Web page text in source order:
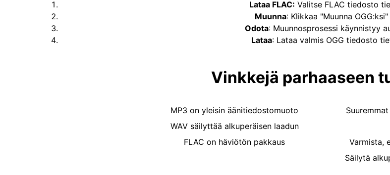
Lataa FLAC: Valitse FLAC tiedosto
Muunna: Klikkaa "Muunna
Odota: Muunnosprosessi käynnistyy
Lataa: Lataa valmis OGG tiedosto
Vinkkejä parhaaseen
MP3 on yleisin äänitiedostomuoto
WAV säilyttää alkuperäisen laadun
FLAC on häviötön pakkaus
Varmista,
Säilytä